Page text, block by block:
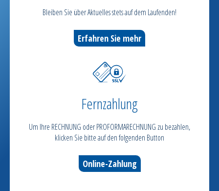
Bleiben Sie über Aktuelles stets auf dem Laufenden!
Erfahren Sie mehr
Fernzahlung
Um Ihre RECHNUNG oder PROFORMARECHNUNG zu bezahlen,
klicken Sie bitte auf den folgenden Button
Online-Zahlung